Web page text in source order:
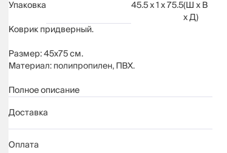
Упаковка
45.5 x 1 x 75.5(Ш x В
x Д)
Коврик придверный.
Размер: 45х75 см.
Материал: полипропилен, ПВХ.
Рекомендуется сухая чистка. Можно пылесосить.
Полное описание
Доставка
Оплата